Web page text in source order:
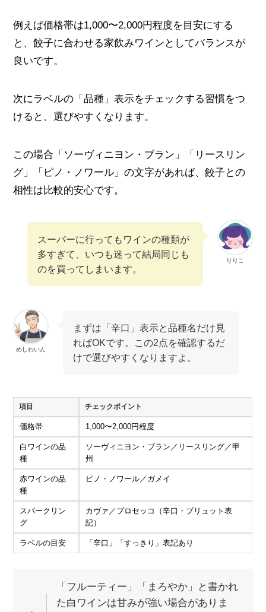
例えば価格帯は1,000〜2,000円程度を目安にする
と、餃子に合わせる家飲みワインとしてバランスが
良いです。
次にラベルの「品種」表示をチェックする習慣をつ
けると、選びやすくなります。
この場合「ソーヴィニヨン・ブラン」「リースリン
グ」「ピノ・ノワール」の文字があれば、餃子との
相性は比較的安心です。
りりこ
スーパーに行ってもワインの種類が
多すぎて、いつも迷って結局同じも
のを買ってしまいます。
めしわいん
まずは「辛口」表示と品種名だけ見
ればOKです。この2点を確認するだ
けで選びやすくなりますよ。
項目 チェックポイント
価格帯 1,000〜2,000円程度
白ワインの品
種
ソーヴィニヨン・ブラン／リースリング／甲
州
赤ワインの品
種
ピノ・ノワール／ガメイ
スパークリン
グ
カヴァ／プロセッコ（辛口・ブリュット表
記）
ラベルの目安 「辛口」「すっきり」表記あり
「フルーティー」「まろやか」と書かれ
た白ワインは甘みが強い場合がありま